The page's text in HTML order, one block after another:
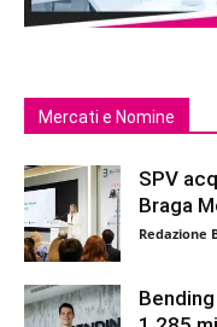
Mercati e Nomine
SPV
Braga
Redazione